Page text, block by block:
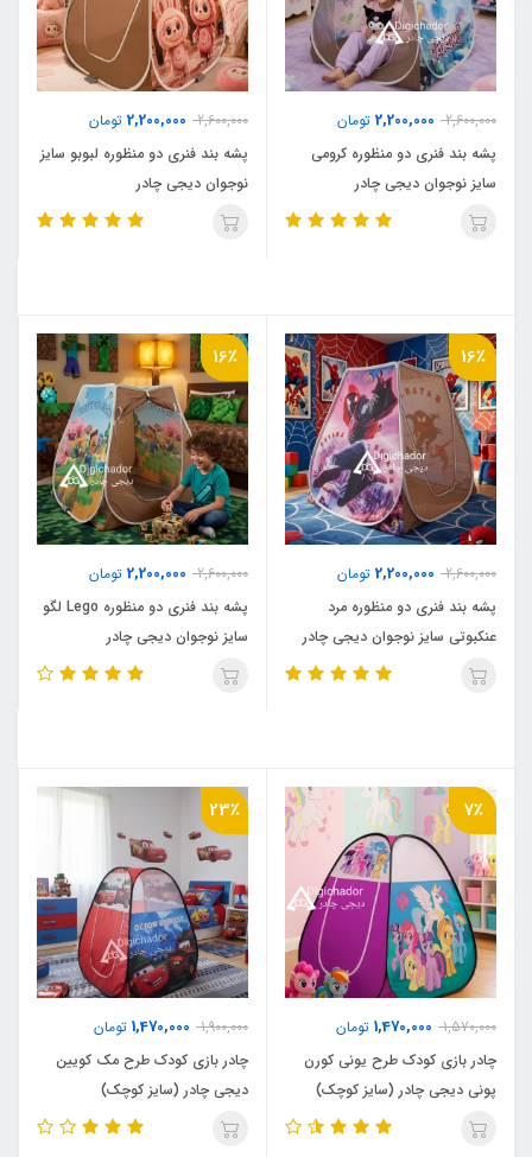
2,600,000
2,200,000 تومان
پشه بند فنری دو منظوره کرومی
سایز نوجوان دیجی چادر
2,600,000
2,200,000 تومان
پشه بند فنری دو منظوره لبوبو سایز
نوجوان دیجی چادر
16٪
2,600,000
2,200,000 تومان
پشه بند فنری دو منظوره مرد
عنکبوتی سایز نوجوان دیجی چادر
16٪
2,600,000
2,200,000 تومان
پشه بند فنری دو منظوره Lego لگو
سایز نوجوان دیجی چادر
7٪
1,570,000
1,470,000 تومان
چادر بازی کودک طرح یونی کورن
پونی دیجی چادر (سایز کوچک)
23٪
1,900,000
1,470,000 تومان
چادر بازی کودک طرح مک کویین
دیجی چادر (سایز کوچک)